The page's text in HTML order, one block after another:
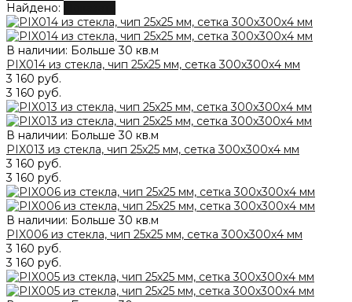
Найдено:
В наличии: Больше 30 кв.м
PIX014 из стекла, чип 25х25 мм, сетка 300х300х4 мм
3 160 руб.
3 160 руб.
В наличии: Больше 30 кв.м
PIX013 из стекла, чип 25х25 мм, сетка 300х300х4 мм
3 160 руб.
3 160 руб.
В наличии: Больше 30 кв.м
PIX006 из стекла, чип 25х25 мм, сетка 300х300х4 мм
3 160 руб.
3 160 руб.